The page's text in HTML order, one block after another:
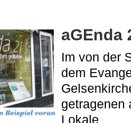
aGEnda
Im von der
dem
getragenen
Lokale